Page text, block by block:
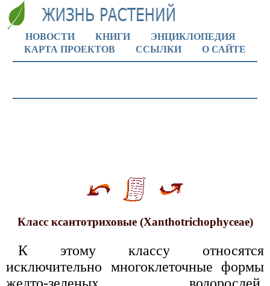
НОВОСТИ КНИГИ
ЭНЦИКЛОПЕДИЯ
КАРТА ПРОЕКТОВ
ССЫЛКИ О САЙТЕ
Класс ксантотриховые (Xanthotrichophyceae)
К этому классу относятся
исключительно многоклеточные формы